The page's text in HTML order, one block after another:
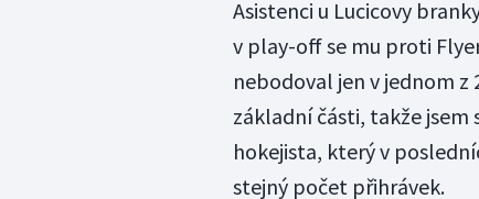
Asistenci u Lucicovy
v play-off se mu proti
nebodoval jen v jednom z
základní části, takže
hokejista, který v
stejný počet přihrávek.